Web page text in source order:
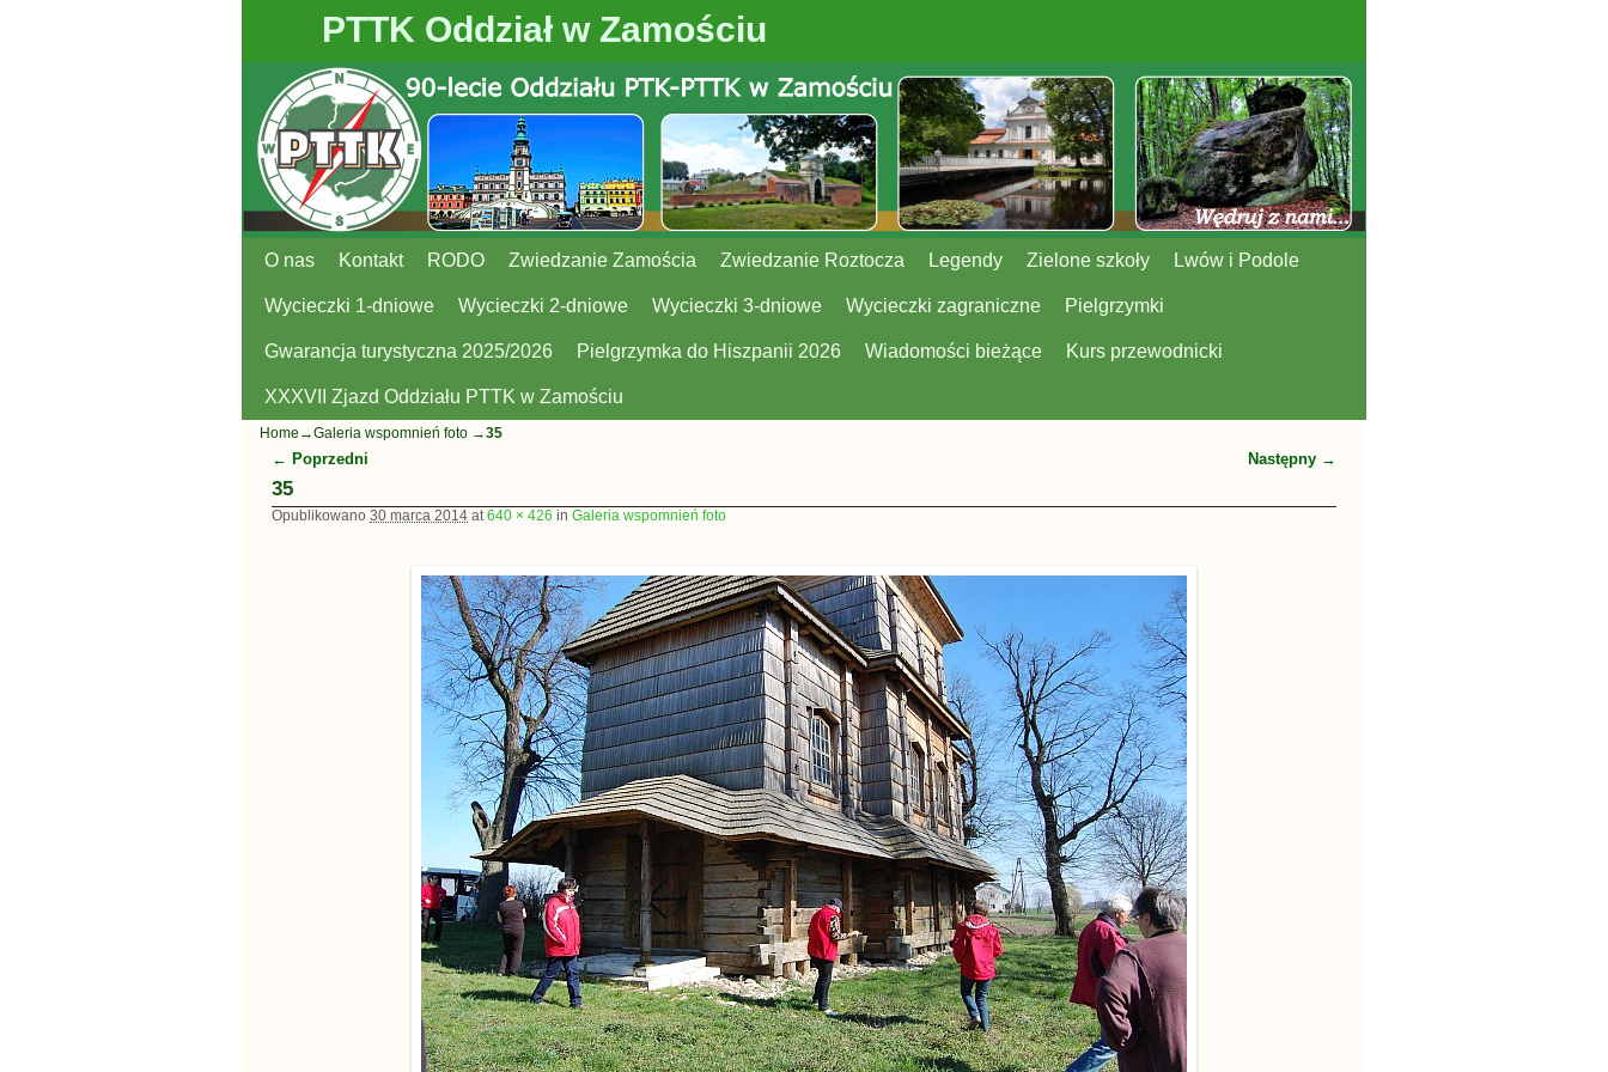
PTTK Oddział w Zamościu
Przejdź do głównej treści
Przejdź do
O nas Kontakt RODO Zwiedzanie Zamościa Zwiedzanie Roztocza Legendy Zielone szkoły Lwów i Podole
Wycieczki 1-dniowe Wycieczki 2-dniowe Wycieczki 3-dniowe Wycieczki zagraniczne Pielgrzymki
Gwarancja turystyczna 2025/2026 Pielgrzymka do Hiszpanii 2026 Wiadomości bieżące Kurs przewodnicki
XXXVII Zjazd Oddziału PTTK w Zamościu
Home →Galeria wspomnień foto →35
Nawigacja
← Poprzedni Następny →
35
Opublikowano 30 marca 2014 at 640 × 426 in Galeria wspomnień foto